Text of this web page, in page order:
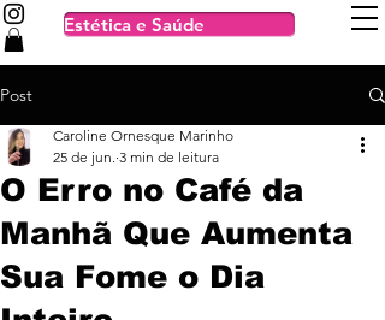
Estética e Saúde
Post
O Erro no Café da
Manhã Que Aumenta
Sua Fome o Dia
Caroline Ornesque Marinho
25 de jun. 3 min de leitura